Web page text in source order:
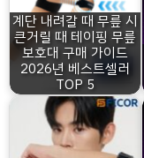
계단 내려갈 때 무릎 시
큰거릴 때 테이핑 무릎
보호대 구매 가이드
2026년 베스트셀러
TOP 5